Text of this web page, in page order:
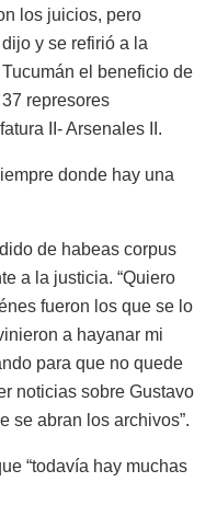
los juicios, pero
y se refirió a la
el beneficio de
represores
II- Arsenales II.
donde hay una
de habeas corpus
a la justicia. “Quiero
fueron los que se lo
a hayanar mi
para que no quede
noticias sobre Gustavo
se abran los archivos”.
“todavía hay muchas